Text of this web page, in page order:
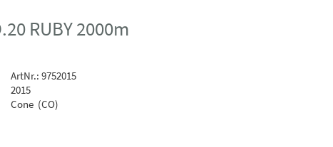
RUBY 2000m
ArtNr.: 9752015
2015
Cone (CO)